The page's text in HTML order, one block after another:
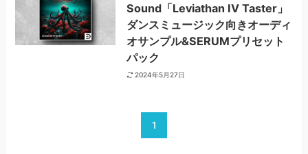
Sound「Leviathan IV Taster」
ダンスミュージック向きオーディ
オサンプル&SERUMプリセット
パック
2024年5月27日
1